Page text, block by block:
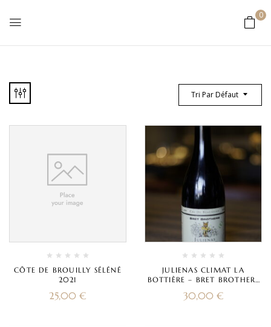
0
Tri Par Défaut
CÔTE DE BROUILLY SÉLÉNÉ
2021
25,00 €
JULIENAS CLIMAT LA
BOTTIÈRE – BRET BROTHERS
30,00 €